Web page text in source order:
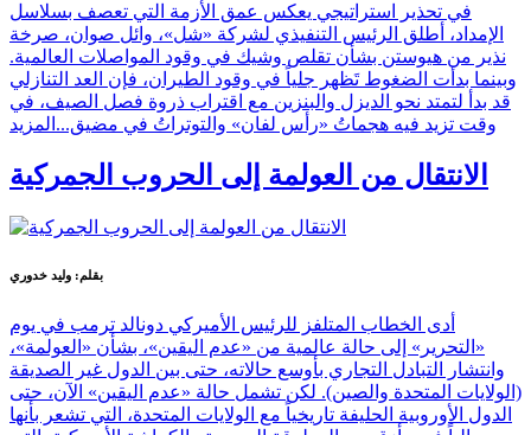
في تحذير استراتيجي يعكس عمق الأزمة التي تعصف بسلاسل
الإمداد، أطلق الرئيس التنفيذي لشركة «شل»، وائل صوان، صرخة
نذير من هيوستن بشأن تقلص وشيك في وقود المواصلات العالمية.
وبينما بدأت الضغوط تَظهر جلياً في وقود الطيران، فإن العد التنازلي
قد بدأ لتمتد نحو الديزل والبنزين مع اقتراب ذروة فصل الصيف، في
وقت تزيد فيه هجماتُ «رأس لفان» والتوتراتُ في مضيق... المزيد
الانتقال من العولمة إلى الحروب الجمركية
بقلم: وليد خدوري
أدى الخطاب المتلفز للرئيس الأميركي دونالد ترمب في يوم
«التحرير» إلى حالة عالمية من «عدم اليقين»، بشأن «العولمة»،
وانتشار التبادل التجاري بأوسع حالاته، حتى بين الدول غير الصديقة
(الولايات المتحدة والصين). لكن تشمل حالة «عدم اليقين» الآن، حتى
الدول الأوروبية الحليفة تاريخياً مع الولايات المتحدة، التي تشعر بأنها